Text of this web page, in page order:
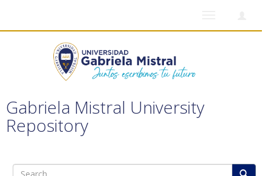
Gabriela Mistral University
Repository